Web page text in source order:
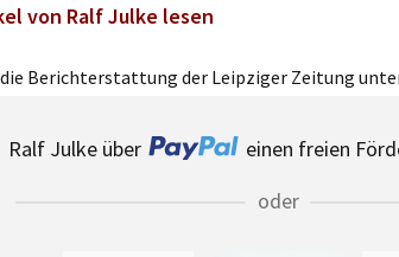
von Ralf Julke lesen
die Berichterstattung der Leipziger Zeitung
Ralf Julke über
einen freien
oder